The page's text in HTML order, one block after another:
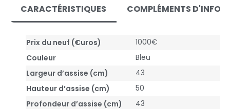
CARACTÉRISTIQUES COMPLÉMENTS
Prix du neuf (€uros)
1000€
Couleur
Bleu
Largeur d’assise (cm)
43
Hauteur d’assise (cm)
50
Profondeur d’assise (cm)
43